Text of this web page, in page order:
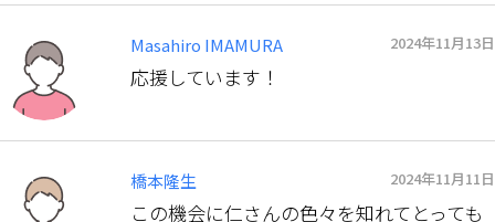
Masahiro IMAMURA 2024年11月13日
応援しています！
橋本隆生 2024年11月11日
この機会に仁さんの色々を知れてとっても